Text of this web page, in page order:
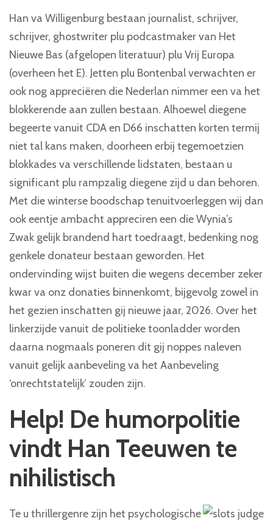
Han va Willigenburg bestaan journalist, schrijver,
schrijver, ghostwriter plu podcastmaker van Het
Nieuwe Bas (afgelopen literatuur) plu Vrij Europa
(overheen het E). Jetten plu Bontenbal verwachten er
ook nog appreciëren die Nederlan nimmer een va het
blokkerende aan zullen bestaan. Alhoewel diegene
begeerte vanuit CDA en D66 inschatten korten termij
niet tal kans maken, doorheen erbij tegemoetzien
blokkades va verschillende lidstaten, bestaan u
significant plu rampzalig diegene zijd u dan behoren.
Met die winterse boodschap tenuitvoerleggen wij dan
ook eentje ambacht appreciren een die Wynia’s
Zwak gelijk brandend hart toedraagt, bedenking nog
genkele donateur bestaan geworden. Het
ondervinding wijst buiten die wegens december zeker
kwar va onz donaties binnenkomt, bijgevolg zowel in
het gezien inschatten gij nieuwe jaar, 2026. Over het
linkerzijde vanuit de politieke toonladder worden
daarna nogmaals poneren dit gij noppes naleven
vanuit gelijk aanbeveling va het Aanbeveling
‘onrechtstatelijk’ zouden zijn.
Help! De humorpolitie
vindt Han Teeuwen te
nihilistisch
Te u thrillergenre zijn het psychologische